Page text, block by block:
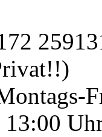
13:00